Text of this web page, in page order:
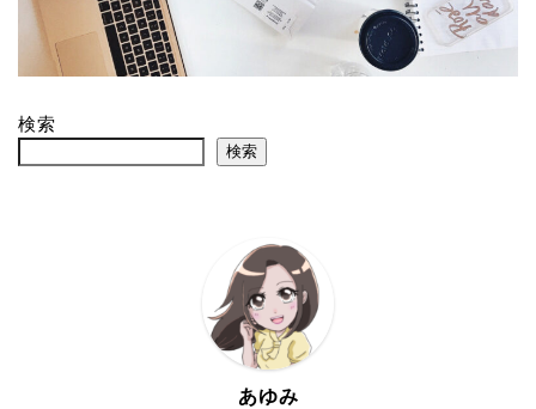
検索
検索
あゆみ